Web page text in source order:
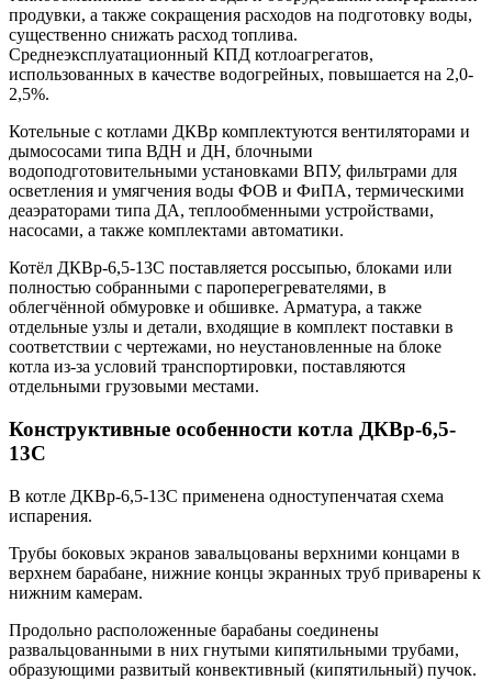
продувки, а также сокращения расходов на подготовку воды,
существенно снижать расход топлива.
Среднеэксплуатационный КПД котлоагрегатов,
использованных в качестве водогрейных, повышается на 2,0-
2,5%.
Котельные с котлами ДКВр комплектуются вентиляторами и
дымососами типа ВДН и ДН, блочными
водоподготовительными установками ВПУ, фильтрами для
осветления и умягчения воды ФОВ и ФиПА, термическими
деаэраторами типа ДА, теплообменными устройствами,
насосами, а также комплектами автоматики.
Котёл ДКВр-6,5-13С поставляется россыпью, блоками или
полностью собранными с пароперегревателями, в
облегчённой обмуровке и обшивке. Арматура, а также
отдельные узлы и детали, входящие в комплект поставки в
соответствии с чертежами, но неустановленные на блоке
котла из-за условий транспортировки, поставляются
отдельными грузовыми местами.
Конструктивные особенности котла ДКВр-6,5-
13С
В котле ДКВр-6,5-13С применена одноступенчатая схема
испарения.
Трубы боковых экранов завальцованы верхними концами в
верхнем барабане, нижние концы экранных труб приварены к
нижним камерам.
Продольно расположенные барабаны соединены
развальцованными в них гнутыми кипятильными трубами,
образующими развитый конвективный (кипятильный) пучок.